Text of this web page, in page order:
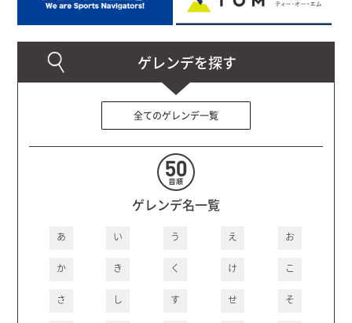
全てのゲレンデ一覧
ゲレンデ名一覧
あ い う え お
か き く け こ
さ し す せ そ